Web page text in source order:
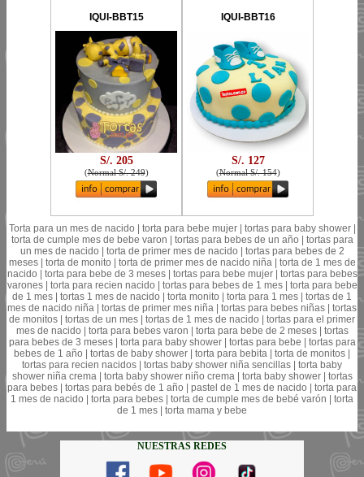
IQUI-BBT15
S/. 205
(Normal S/. 249)
IQUI-BBT16
S/. 127
(Normal S/. 154)
Torta para un mes de nacido | torta para bebe mujer | tortas para baby shower |
torta de cumple mes de bebe varon | tortas para bebes de un año | tortas para
un mes de nacido | torta de primer mes de nacido | tortas para bebes de 2
meses | torta de monito | torta de primer mes de nacido niña | torta de 1 mes de
nacido | torta para bebe de 3 meses | tortas para bebe mujer | tortas para bebes
varones | torta para recien nacido | tortas para bebes de 1 mes | torta para bebe
de 1 mes | tortas 1 mes de nacido | torta monito | torta para 1 mes | tortas de 1
mes de nacido niña | tortas de primer mes niña | tortas para bebes niñas | tortas
de monitos | tortas de un mes | tortas de 1 mes de nacido | tortas para el primer
mes de nacido | torta para bebes varon | torta para bebe de 2 meses | tortas
para bebes de 3 meses | torta para baby shower | tortas para bebe | tortas para
bebes de 1 año | tortas de baby shower | torta para bebita | torta de monitos |
tortas para recien nacidos | tortas baby shower niña sencillas | torta baby
shower niña crema | torta baby shower niño crema | torta baby shower | tortas
para bebes | tortas para bebés de 1 año | pastel de 1 mes de nacido | torta para
1 mes de nacido | torta para bebes | torta de cumple mes de bebé varón | torta
de 1 mes | torta mama y bebe
NUESTRAS REDES